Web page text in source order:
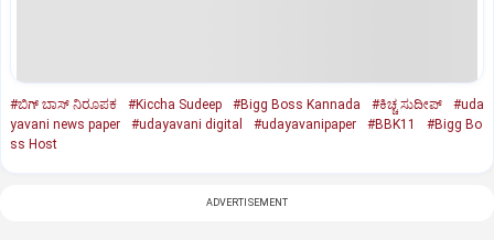
#ಬಿಗ್‌ ಬಾಸ್‌ ನಿರೂಪಕ #Kiccha Sudeep #Bigg Boss Kannada #ಕಿಚ್ಚ ಸುದೀಪ್‌
#uda
yavani news paper
#udayavani digital #udayavanipaper #BBK11
#Bigg Bo
ss Host
ADVERTISEMENT